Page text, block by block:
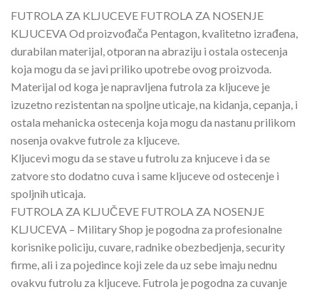
FUTROLA ZA KLJUCEVE FUTROLA ZA NOSENJE
KLJUCEVA Od proizvođača Pentagon, kvalitetno izrađena,
durabilan materijal, otporan na abraziju i ostala ostecenja
koja mogu da se javi priliko upotrebe ovog proizvoda.
Materijal od koga je napravljena futrola za kljuceve je
izuzetno rezistentan na spoljne uticaje, na kidanja, cepanja, i
ostala mehanicka ostecenja koja mogu da nastanu prilikom
nosenja ovakve futrole za kljuceve.
Kljucevi mogu da se stave u futrolu za knjuceve i da se
zatvore sto dodatno cuva i same kljuceve od ostecenje i
spoljnih uticaja.
FUTROLA ZA KLJUČEVE FUTROLA ZA NOSENJE
KLJUCEVA – Military Shop je pogodna za profesionalne
korisnike policiju, cuvare, radnike obezbedjenja, security
firme, ali i za pojedince koji zele da uz sebe imaju nednu
ovakvu futrolu za kljuceve. Futrola je pogodna za cuvanje